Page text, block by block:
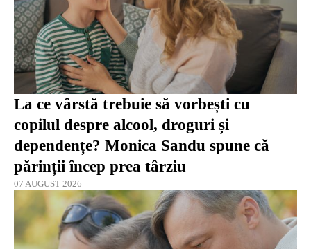
La ce vârstă trebuie să vorbești cu
copilul despre alcool, droguri și
dependențe? Monica Sandu spune că
părinții încep prea târziu
07 AUGUST 2026